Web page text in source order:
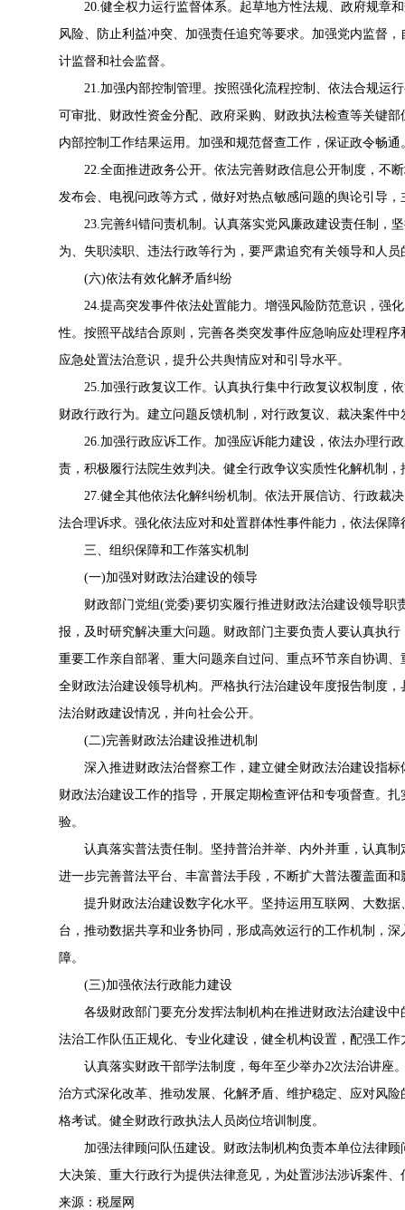
20.健全权力运行监督体系。起草地方性法规、政府规章
风险、防止利益冲突、加强责任追究等要求。加强党内监督
计监督和社会监督。
21.加强内部控制管理。按照强化流程控制、依法合规运
可审批、财政性资金分配、政府采购、财政执法检查等关键
内部控制工作结果运用。加强和规范督查工作，保证政令畅通
22.全面推进政务公开。依法完善财政信息公开制度，不
发布会、电视问政等方式，做好对热点敏感问题的舆论引导
23.完善纠错问责机制。认真落实党风廉政建设责任制，
为、失职渎职、违法行政等行为，要严肃追究有关领导和人
(六)依法有效化解矛盾纠纷
24.提高突发事件依法处置能力。增强风险防范意识，强
性。按照平战结合原则，完善各类突发事件应急响应处理程
应急处置法治意识，提升公共舆情应对和引导水平。
25.加强行政复议工作。认真执行集中行政复议权制度，
财政行政行为。建立问题反馈机制，对行政复议、裁决案件
26.加强行政应诉工作。加强应诉能力建设，依法办理行
责，积极履行法院生效判决。健全行政争议实质性化解机制
27.健全其他依法化解纠纷机制。依法开展信访、行政裁
法合理诉求。强化依法应对和处置群体性事件能力，依法保
三、组织保障和工作落实机制
(一)加强对财政法治建设的领导
财政部门党组(党委)要切实履行推进财政法治建设领导职
报，及时研究解决重大问题。财政部门主要负责人要认真执
重要工作亲自部署、重大问题亲自过问、重点环节亲自协调
全财政法治建设领导机构。严格执行法治建设年度报告制度
法治财政建设情况，并向社会公开。
(二)完善财政法治建设推进机制
深入推进财政法治督察工作，建立健全财政法治建设指标
财政法治建设工作的指导，开展定期检查评估和专项督查。
验。
认真落实普法责任制。坚持普治并举、内外并重，认真制
进一步完善普法平台、丰富普法手段，不断扩大普法覆盖面
提升财政法治建设数字化水平。坚持运用互联网、大数据
台，推动数据共享和业务协同，形成高效运行的工作机制，
障。
(三)加强依法行政能力建设
各级财政部门要充分发挥法制机构在推进财政法治建设中
法治工作队伍正规化、专业化建设，健全机构设置，配强工
认真落实财政干部学法制度，每年至少举办2次法治讲座
治方式深化改革、推动发展、化解矛盾、维护稳定、应对风
格考试。健全财政行政执法人员岗位培训制度。
加强法律顾问队伍建设。财政法制机构负责本单位法律顾
大决策、重大行政行为提供法律意见，为处置涉法涉诉案件
来源：税屋网